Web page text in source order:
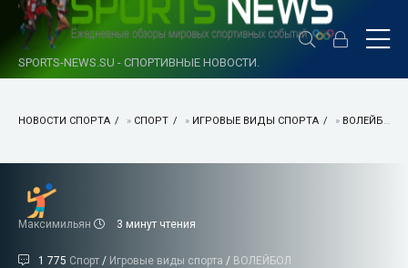
SPORTS-NEWS.SU - СПОРТИВНЫЕ НОВОСТИ.
НОВОСТИ СПОРТА » СПОРТ » ИГРОВЫЕ ВИДЫ СПОРТА » ВОЛЕЙБОЛ
Максимильян 3 минут чтения
1 775 Спорт / Игровые виды спорта / ВОЛЕЙБОЛ